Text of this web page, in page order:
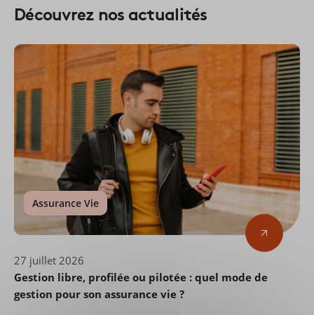
Découvrez nos actualités
Assurance Vie
27 juillet 2026
Gestion libre, profilée ou pilotée : quel mode de
gestion pour son assurance vie ?